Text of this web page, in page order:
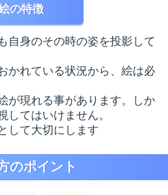
の特徴
自身のその時の姿を投影して
かれている状況から、絵は必
が現れる事があります。しか
してはいけません。
して大切にします
のポイント